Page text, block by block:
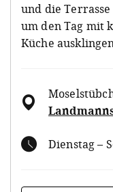
und die
um den Tag mit
Küche
Dienstag –